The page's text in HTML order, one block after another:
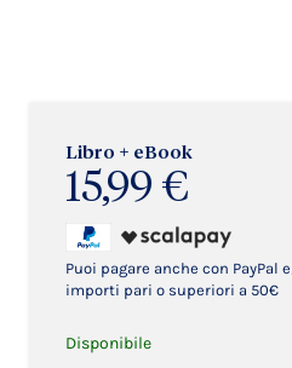
Libro + eBook
15,99 €
Puoi pagare anche con PayPal
importi pari o superiori a 50€
Disponibile